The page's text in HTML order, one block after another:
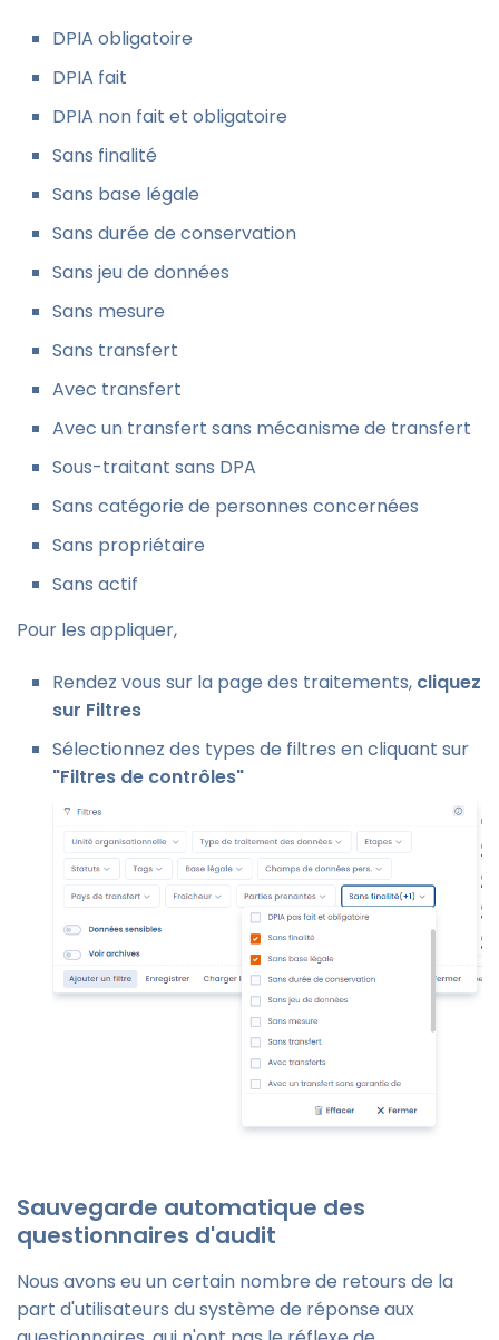
DPIA obligatoire
DPIA fait
DPIA non fait et obligatoire
Sans finalité
Sans base légale
Sans durée de conservation
Sans jeu de données
Sans mesure
Sans transfert
Avec transfert
Avec un transfert sans mécanisme de transfert
Sous-traitant sans DPA
Sans catégorie de personnes concernées
Sans propriétaire
Sans actif
Pour les appliquer,
Rendez vous sur la page des traitements, cliquez
sur Filtres
Sélectionnez des types de filtres en cliquant sur
"Filtres de contrôles"
Sauvegarde automatique des
questionnaires d'audit
Nous avons eu un certain nombre de retours de la
part d'utilisateurs du système de réponse aux